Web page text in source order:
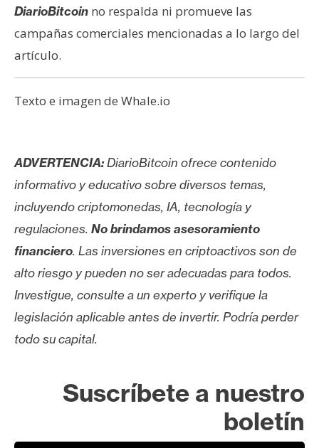
DiarioBitcoin no respalda ni promueve las
campañas comerciales mencionadas a lo largo del
artículo.
Texto e imagen de Whale.io
ADVERTENCIA:DiarioBitcoin ofrece contenido
informativo y educativo sobre diversos temas,
incluyendo criptomonedas, IA, tecnología y
regulaciones. No brindamos asesoramiento
financiero. Las inversiones en criptoactivos son de
alto riesgo y pueden no ser adecuadas para todos.
Investigue, consulte a un experto y verifique la
legislación aplicable antes de invertir. Podría perder
todo su capital.
Suscríbete a nuestro
boletín